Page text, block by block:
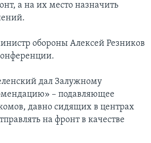
а на их место назначить
обороны Алексей Резников
дал Залужному
– подавляющее
давно сидящих в центрах
на фронт в качестве